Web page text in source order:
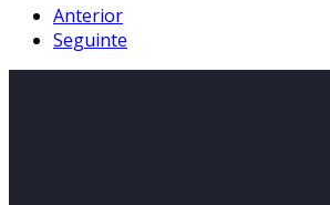
Anterior
Seguinte